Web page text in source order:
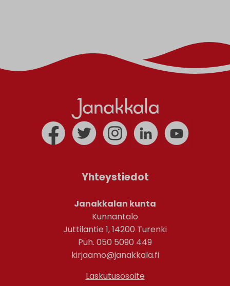
Yhteystiedot
Janakkalan kunta
Kunnantalo
Juttilantie 1, 14200 Turenki
Puh. 050 5090 449
kirjaamo@janakkala.fi
Laskutusosoite